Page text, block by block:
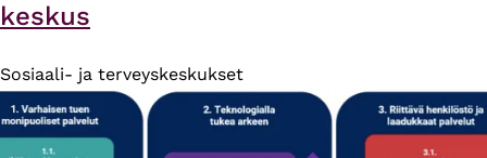
keskus
Sosiaali- ja terveyskeskukset